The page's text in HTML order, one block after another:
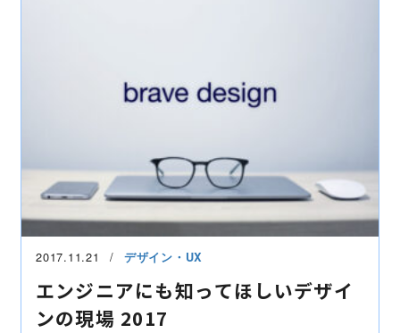
2017.11.21 デザイン・UX
エンジニアにも知ってほしいデザイ
ンの現場 2017